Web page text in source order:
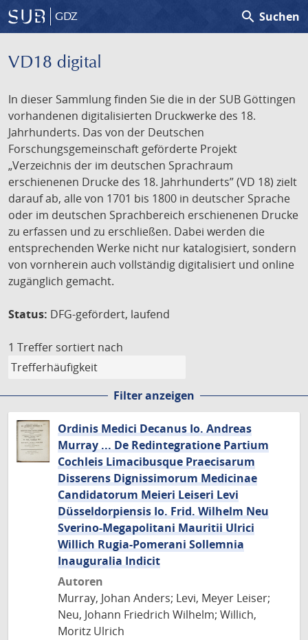
GDZ search Suchen
VD18 digital
In dieser Sammlung finden Sie die in der SUB Göttingen
vorhandenen digitalisierten Druckwerke des 18.
Jahrhunderts. Das von der Deutschen
Forschungsgemeinschaft geförderte Projekt
„Verzeichnis der im deutschen Sprachraum
erschienenen Drucke des 18. Jahrhunderts” (VD 18) zielt
darauf ab, alle von 1701 bis 1800 in deutscher Sprache
oder im deutschen Sprachbereich erschienenen Drucke
zu erfassen und zu erschließen. Dabei werden die
entsprechenden Werke nicht nur katalogisiert, sondern
von vornherein auch vollständig digitalisiert und online
zugänglich gemacht.
Status: DFG-gefördert, laufend
1 Treffer sortiert nach
Filter anzeigen
Ordinis Medici Decanus Io. Andreas
Murray ... De Redintegratione Partium
Cochleis Limacibusque Praecisarum
Disserens Dignissimorum Medicinae
Candidatorum Meieri Leiseri Levi
Düsseldorpiensis Io. Frid. Wilhelm Neu
Sverino-Megapolitani Mauritii Ulrici
Willich Rugia-Pomerani Sollemnia
Inauguralia Indicit
Autoren
Murray, Johan Anders; Levi, Meyer Leiser;
Neu, Johann Friedrich Wilhelm; Willich,
Moritz Ulrich